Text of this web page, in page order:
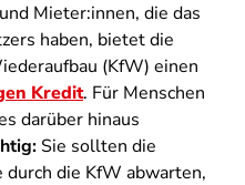
Mieter:innen, die das
haben, bietet die
(KfW) einen
Kredit. Für Menschen
darüber hinaus
Sie sollten die
die KfW abwarten,